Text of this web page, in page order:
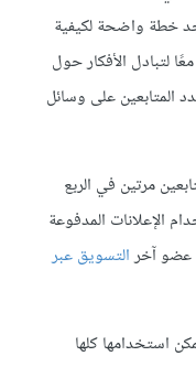
لا توجد خطة واضحة لكيفية
لتبادل الأفكار حول
المتابعين على وسائل
مرتين في الربع
الإعلانات المدفوعة
عضو آخرالتسويق عبر
استخدامها كلها